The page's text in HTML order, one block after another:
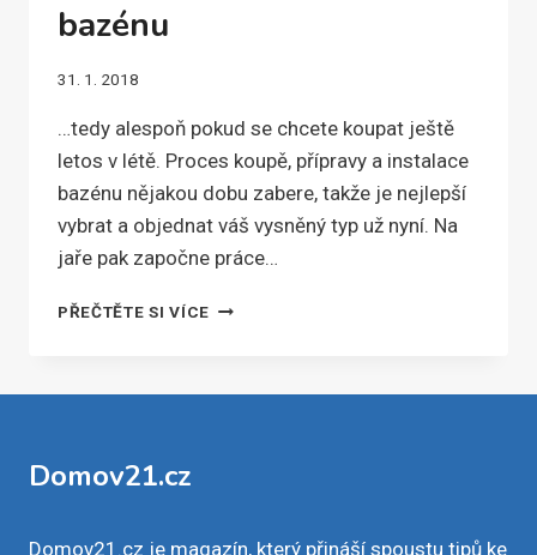
bazénu
31. 1. 2018
…tedy alespoň pokud se chcete koupat ještě
letos v létě. Proces koupě, přípravy a instalace
bazénu nějakou dobu zabere, takže je nejlepší
vybrat a objednat váš vysněný typ už nyní. Na
jaře pak započne práce…
PŘEČTĚTE SI VÍCEPRÁVĚ
Domov21.cz
Domov21.cz je magazín, který přináší spoustu tipů ke